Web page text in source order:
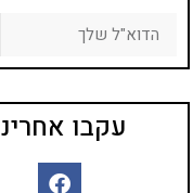
עקבו